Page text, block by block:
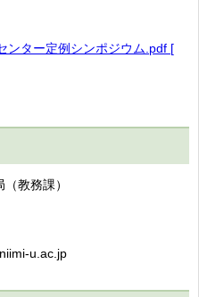
ンター定例シンポジウム.pdf [
教務課）
u.ac.jp